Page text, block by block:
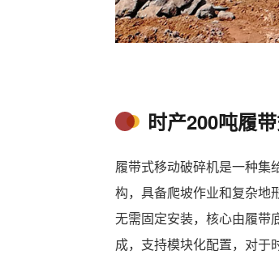
时产200吨履
履带式移动破碎机‌是一种集
构，具备爬坡作业和复杂地
无需固定安装，核心由履带
成，支持模块化配置，对于